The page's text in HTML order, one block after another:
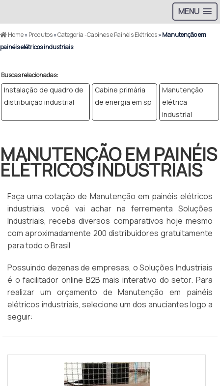
MENU
Home»Produtos»Categoria -Cabines e Painéis Elétricos»Manutenção em
painéis elétricos industriais
Buscas relacionadas:
Instalação de quadro de
distribuição industrial
Cabine primária
de energia em sp
Manutenção
elétrica
industrial
MANUTENÇÃO EM PAINÉIS
ELÉTRICOS INDUSTRIAIS
Faça uma cotação de Manutenção em painéis elétricos
industriais, você vai achar na ferrementa Soluções
Industriais, receba diversos comparativos hoje mesmo
com aproximadamente 200 distribuidores gratuitamente
para todo o Brasil
Possuindo dezenas de empresas, o Soluções Industriais
é o facilitador online B2B mais interativo do setor. Para
realizar um orçamento de Manutenção em painéis
elétricos industriais, selecione um dos anuciantes logo a
seguir: